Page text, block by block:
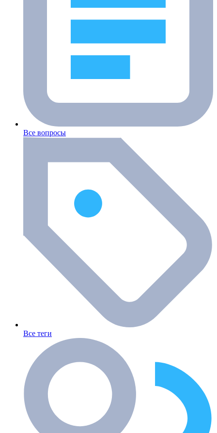
Все вопросы
Все теги